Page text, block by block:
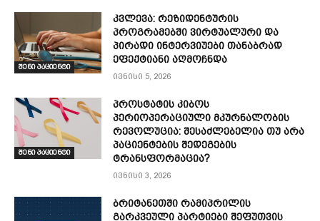
შენი პაციენტი
კვლევა: რეზიდენტურის
პროგრამებში ვირტუალური და
პირადი ინტერვიუები თანაბრად
ეფექტიანი აღმოჩნდა
ივნისი 5, 2026
შენი პაციენტი
პროსტატის კიბოს
პერიოპერაციული მკურნალობის
რევოლუცია: შესაძლებელია თუ არა
პაციენტების შედეგების
ტრანსფორმაცია?
ივნისი 3, 2026
ბრიტანეთში რამიპრილის
გარკვეული პარტიები შეფუთვის